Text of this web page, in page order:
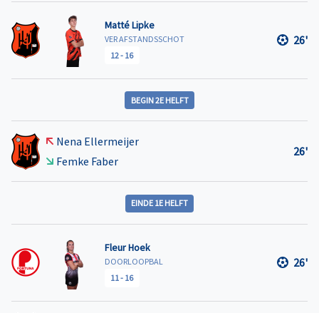
Matté Lipke
VER AFSTANDSSCHOT
12- 16
26'
BEGIN 2E HELFT
Nena Ellermeijer
Femke Faber
26'
EINDE 1E HELFT
Fleur Hoek
DOORLOOPBAL
11- 16
26'